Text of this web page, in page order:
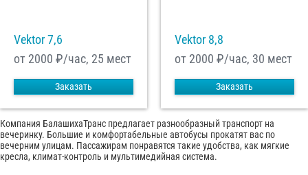
Vektor 7,6
от 2000 ₽/час, 25 мест
Заказать
Vektor 8,8
от 2000 ₽/час, 30 мест
Заказать
Компания БалашихаТранс предлагает разнообразный транспорт на
вечеринку. Большие и комфортабельные автобусы прокатят вас по
вечерним улицам. Пассажирам понравятся такие удобства, как мягкие
кресла, климат-контроль и мультимедийная система.